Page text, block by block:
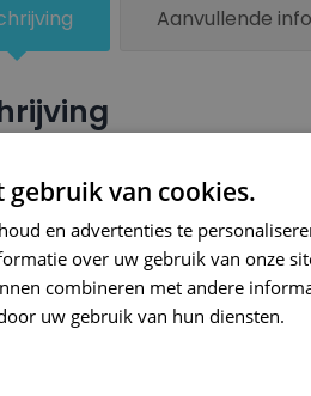
Aanvullende
beschadigd oppervlak van je
met blanke lak van Small Repair
te spuiten zodat de kleurlak beter
u aan het juiste adres wanneer
assortiment met oneindig veel
gemaakt en is afgevuld met
wij dat u altijd de gewenste kleur
gebruik van cookies.
en advertenties te
over uw gebruik van onze
combineren met andere
uw gebruik van hun diensten.